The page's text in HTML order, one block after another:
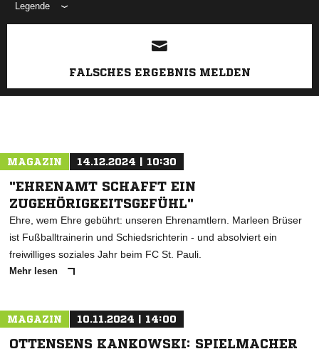
Legende
ANZEIGE
FALSCHES ERGEBNIS MELDEN
MAGAZIN 14.12.2024 | 10:30
"EHRENAMT SCHAFFT EIN
ZUGEHÖRIGKEITSGEFÜHL"
Ehre, wem Ehre gebührt: unseren Ehrenamtlern. Marleen Brüser
ist Fußballtrainerin und Schiedsrichterin - und absolviert ein
freiwilliges soziales Jahr beim FC St. Pauli.
Mehr lesen
MAGAZIN 10.11.2024 | 14:00
OTTENSENS KANKOWSKI: SPIELMACHER